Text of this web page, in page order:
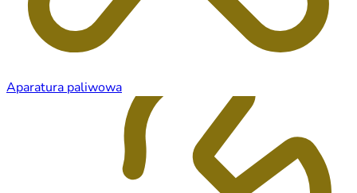
Aparatura paliwowa